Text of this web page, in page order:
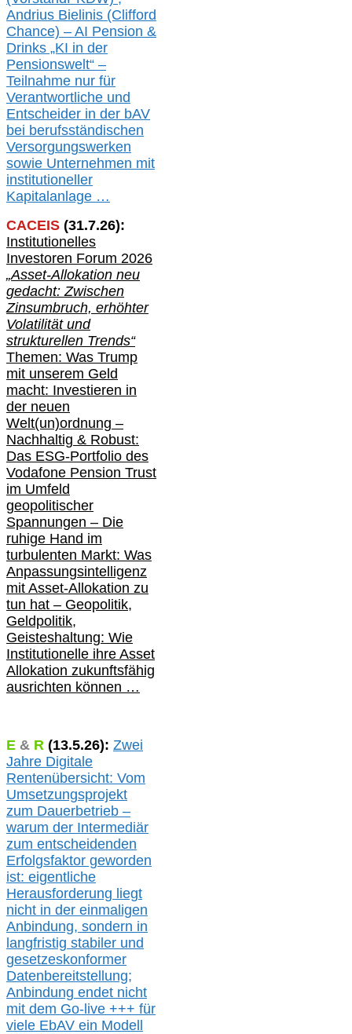
Andrius Bielinis (Clifford
Chance) – AI Pension &
Drinks „KI in der
Pensionswelt“ –
Teilnahme nur für
Verantwortliche und
Entscheider in der bAV
bei berufsständischen
Versorgungswerken
sowie Unternehmen mit
institutioneller
Kapitalanlage …
CACEIS (31.7.26):
Institutionelles
Investoren Forum 2026
„Asset-Allokation neu
gedacht: Zwischen
Zinsumbruch, erhöhter
Volatilität und
strukturellen Trends“
Themen: Was Trump
mit unserem Geld
macht: Investieren in
der neuen
Welt(un)ordnung –
Nachhaltig & Robust:
Das ESG-Portfolio des
Vodafone Pension Trust
im Umfeld
geopolitischer
Spannungen – Die
ruhige Hand im
turbulenten Markt: Was
Anpassungsintelligenz
mit Asset-Allokation zu
tun hat – Geopolitik,
Geldpolitik,
Geisteshaltung: Wie
Institutionelle ihre Asset
Allokation zukunftsfähig
ausrichten können …
E & R (13.5.26): Zwei
Jahre Digitale
Rentenübersicht: Vom
Umsetzungsprojekt
zum Dauerbetrieb –
warum der Intermediär
zum entscheidenden
Erfolgsfaktor geworden
ist: eigentliche
Herausforderung liegt
nicht in der einmaligen
Anbindung, sondern in
langfristig stabiler und
gesetzeskonformer
Datenbereitstellung;
Anbindung endet nicht
mit dem Go-live +++ für
viele EbAV ein Modell